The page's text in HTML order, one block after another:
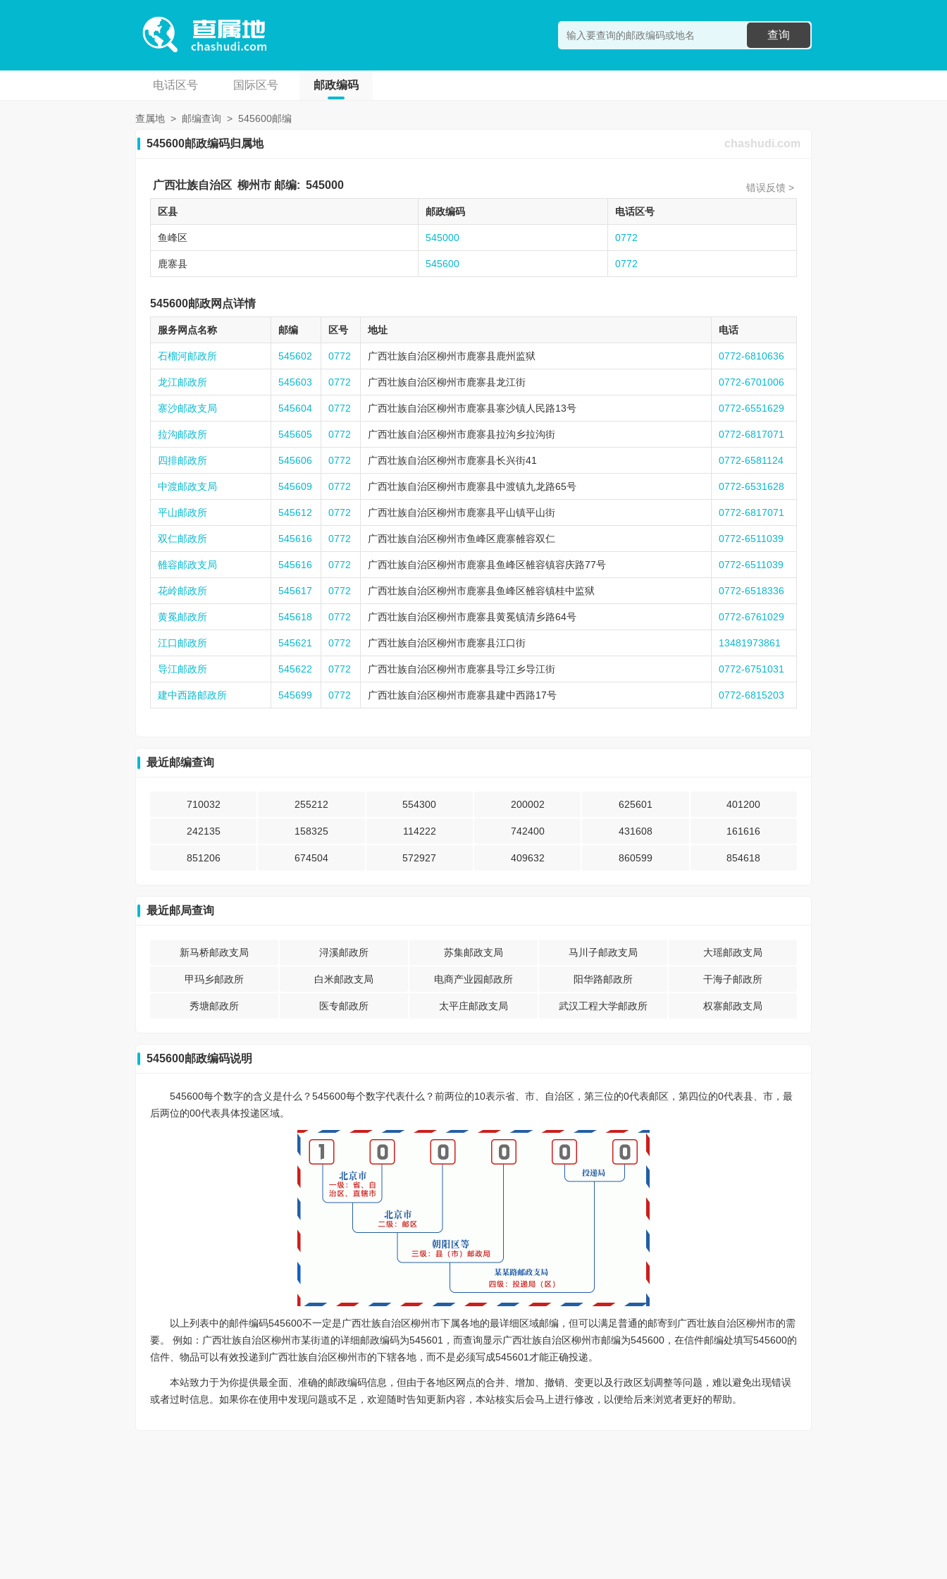
查询
电话区号 国际区号 邮政编码
查属地 > 邮编查询 > 545600邮编
545600邮政编码归属地 chashudi.com
广西壮族自治区 柳州市 邮编: 545000 错误反馈 >
区县 邮政编码 电话区号
鱼峰区 545000 0772
鹿寨县 545600 0772
545600邮政网点详情
服务网点名称 邮编 区号 地址 电话
石榴河邮政所 545602 0772 广西壮族自治区柳州市鹿寨县鹿州监狱 0772-6810636
龙江邮政所 545603 0772 广西壮族自治区柳州市鹿寨县龙江街 0772-6701006
寨沙邮政支局 545604 0772 广西壮族自治区柳州市鹿寨县寨沙镇人民路13号 0772-6551629
拉沟邮政所 545605 0772 广西壮族自治区柳州市鹿寨县拉沟乡拉沟街 0772-6817071
四排邮政所 545606 0772 广西壮族自治区柳州市鹿寨县长兴街41 0772-6581124
中渡邮政支局 545609 0772 广西壮族自治区柳州市鹿寨县中渡镇九龙路65号 0772-6531628
平山邮政所 545612 0772 广西壮族自治区柳州市鹿寨县平山镇平山街 0772-6817071
双仁邮政所 545616 0772 广西壮族自治区柳州市鱼峰区鹿寨雒容双仁 0772-6511039
雒容邮政支局 545616 0772 广西壮族自治区柳州市鹿寨县鱼峰区雒容镇容庆路77号 0772-6511039
花岭邮政所 545617 0772 广西壮族自治区柳州市鹿寨县鱼峰区雒容镇桂中监狱 0772-6518336
黄冕邮政所 545618 0772 广西壮族自治区柳州市鹿寨县黄冕镇清乡路64号 0772-6761029
江口邮政所 545621 0772 广西壮族自治区柳州市鹿寨县江口街 13481973861
导江邮政所 545622 0772 广西壮族自治区柳州市鹿寨县导江乡导江街 0772-6751031
建中西路邮政所 545699 0772 广西壮族自治区柳州市鹿寨县建中西路17号 0772-6815203
最近邮编查询
710032 255212 554300 200002 625601 401200
242135 158325 114222 742400 431608 161616
851206 674504 572927 409632 860599 854618
最近邮局查询
新马桥邮政支局 浔溪邮政所 苏集邮政支局 马川子邮政支局 大瑶邮政支局
甲玛乡邮政所 白米邮政支局 电商产业园邮政所 阳华路邮政所 干海子邮政所
秀塘邮政所 医专邮政所 太平庄邮政支局 武汉工程大学邮政所 权寨邮政支局
545600邮政编码说明
545600每个数字的含义是什么？545600每个数字代表什么？前两位的10表示省、市、自治区，第三位的0代表邮区，第四位的0代表县、市，最
后两位的00代表具体投递区域。
以上列表中的邮件编码545600不一定是广西壮族自治区柳州市下属各地的最详细区域邮编，但可以满足普通的邮寄到广西壮族自治区柳州市的需
要。 例如：广西壮族自治区柳州市某街道的详细邮政编码为545601，而查询显示广西壮族自治区柳州市邮编为545600，在信件邮编处填写545600的
信件、物品可以有效投递到广西壮族自治区柳州市的下辖各地，而不是必须写成545601才能正确投递。
本站致力于为你提供最全面、准确的邮政编码信息，但由于各地区网点的合并、增加、撤销、变更以及行政区划调整等问题，难以避免出现错误
或者过时信息。如果你在使用中发现问题或不足，欢迎随时告知更新内容，本站核实后会马上进行修改，以便给后来浏览者更好的帮助。